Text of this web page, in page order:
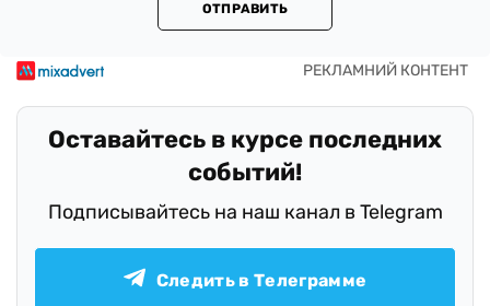
ОТПРАВИТЬ
Оставайтесь в курсе последних
событий!
Подписывайтесь на наш канал в Telegram
Следить в Телеграмме